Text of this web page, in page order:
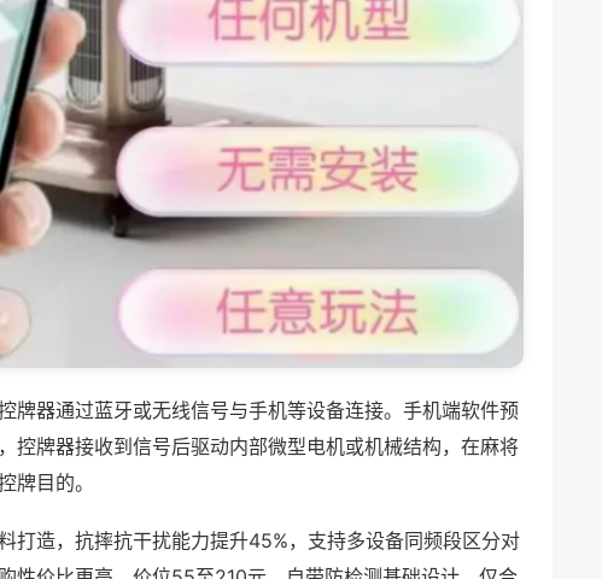
牌器通过蓝牙或无线信号与手机等设备连接。手机端软件预
控牌器接收到信号后驱动内部微型电机或机械结构，在麻将
牌目的。
打造，抗摔抗干扰能力提升45%，支持多设备同频段区分对